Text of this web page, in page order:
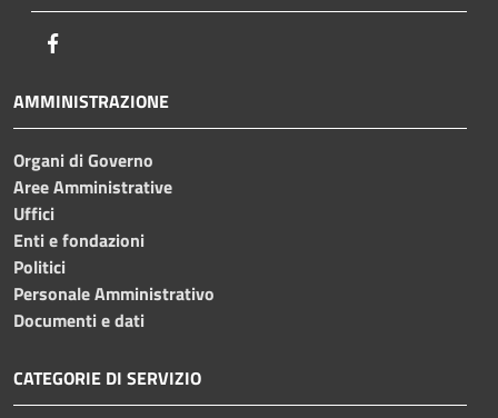
AMMINISTRAZIONE
Organi di Governo
Aree Amministrative
Uffici
Enti e fondazioni
Politici
Personale Amministrativo
Documenti e dati
CATEGORIE DI SERVIZIO